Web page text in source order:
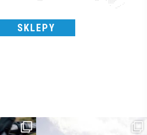
SKLEPY
affrontare
Parte dalla strada, continua sulla ghiaia,